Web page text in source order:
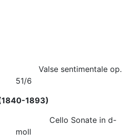
Valse sentimentale op.
51/6
1893)
Cello Sonate in d-
moll